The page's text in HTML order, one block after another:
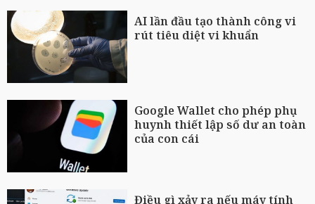
AI lần đầu tạo thành công vi
rút tiêu diệt vi khuẩn
Google Wallet cho phép phụ
huynh thiết lập số dư an toàn
của con cái
Điều gì xảy ra nếu máy tính